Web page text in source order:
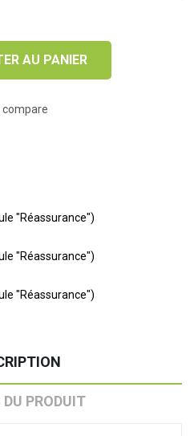
AU PANIER
compare
"Réassurance")
"Réassurance")
"Réassurance")
PRODUIT